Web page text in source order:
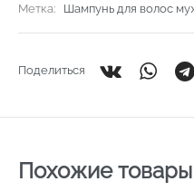
Метка:
Шампунь для волос
Поделиться
Похожие товары